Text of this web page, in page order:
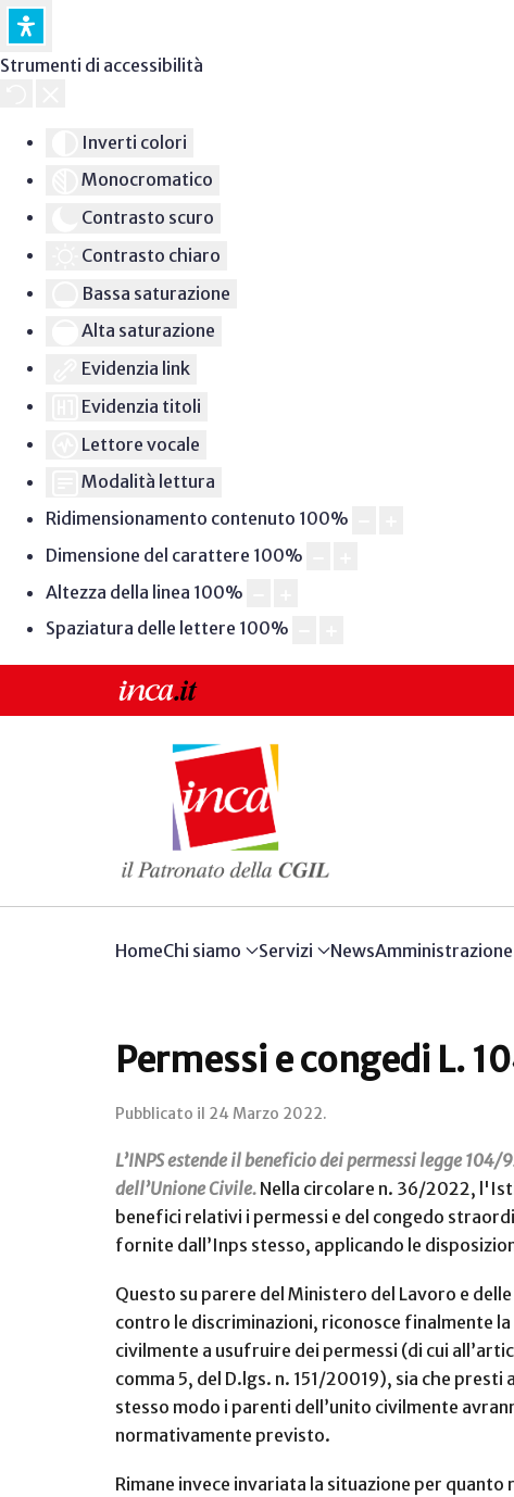
Strumenti di accessibilità
Inverti colori
Monocromatico
Contrasto scuro
Contrasto chiaro
Bassa saturazione
Alta saturazione
Evidenzia link
Evidenzia titoli
Lettore vocale
Modalità lettura
Ridimensionamento contenuto 100%
Dimensione del carattere 100%
Altezza della linea 100%
Spaziatura delle lettere 100%
HomeChi siamo Servizi News
Permessi e congedi L.
Pubblicato il 24 Marzo 2022.
L’INPS estende il beneficio dei permessi legge
dell’Unione Civile. Nella circolare n. 36/2022,
benefici relativi i permessi e del congedo
fornite dall’Inps stesso, applicando le
Questo su parere del Ministero del Lavoro e
contro le discriminazioni, riconosce finalmente
civilmente a usufruire dei permessi (di cui
comma 5, del D.lgs. n. 151/20019), sia che presti
stesso modo i parenti dell’unito civilmente
normativamente previsto.
Rimane invece invariata la situazione per